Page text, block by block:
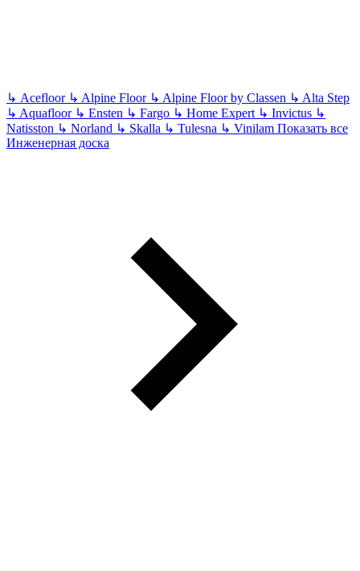
↳ Acefloor ↳ Alpine Floor ↳ Alpine Floor by Classen ↳ Alta Step
↳ Aquafloor ↳ Ensten ↳ Fargo ↳ Home Expert ↳ Invictus ↳
Natisston ↳ Norland ↳ Skalla ↳ Tulesna ↳ Vinilam Показать все
Инженерная доска